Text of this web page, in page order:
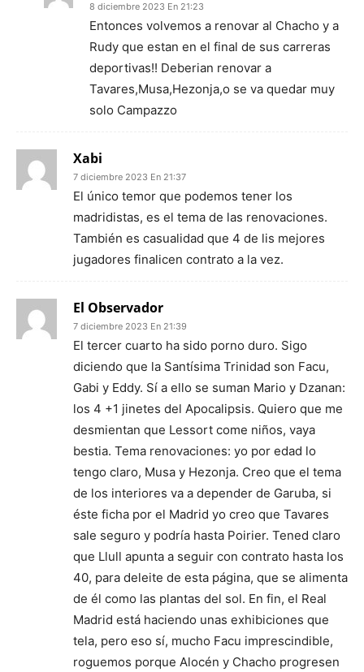
8 diciembre 2023 En 21:23
Entonces volvemos a renovar al Chacho y a
Rudy que estan en el final de sus carreras
deportivas!! Deberian renovar a
Tavares,Musa,Hezonja,o se va quedar muy
solo Campazzo
Xabi
7 diciembre 2023 En 21:37
El único temor que podemos tener los
madridistas, es el tema de las renovaciones.
También es casualidad que 4 de lis mejores
jugadores finalicen contrato a la vez.
El Observador
7 diciembre 2023 En 21:39
El tercer cuarto ha sido porno duro. Sigo
diciendo que la Santísima Trinidad son Facu,
Gabi y Eddy. Sí a ello se suman Mario y Dzanan:
los 4 +1 jinetes del Apocalipsis. Quiero que me
desmientan que Lessort come niños, vaya
bestia. Tema renovaciones: yo por edad lo
tengo claro, Musa y Hezonja. Creo que el tema
de los interiores va a depender de Garuba, si
éste ficha por el Madrid yo creo que Tavares
sale seguro y podría hasta Poirier. Tened claro
que Llull apunta a seguir con contrato hasta los
40, para deleite de esta página, que se alimenta
de él como las plantas del sol. En fin, el Real
Madrid está haciendo unas exhibiciones que
tela, pero eso sí, mucho Facu imprescindible,
roguemos porque Alocén y Chacho progresen